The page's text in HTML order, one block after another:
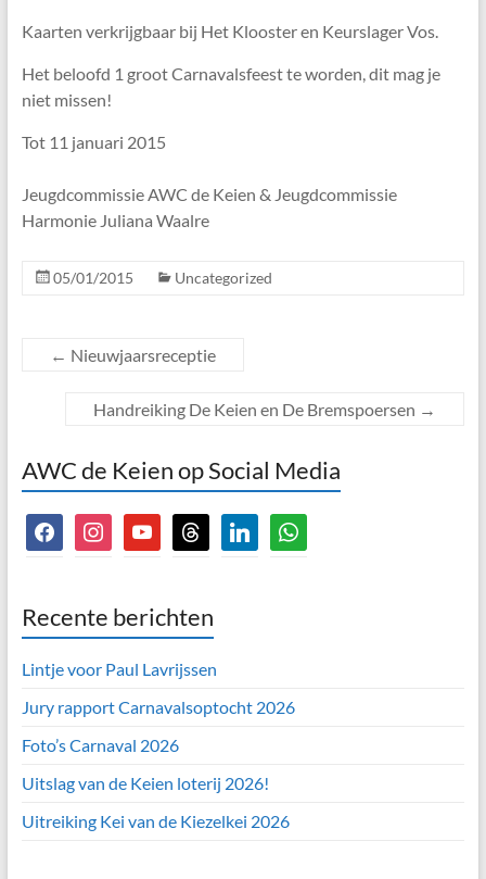
Kaarten verkrijgbaar bij Het Klooster en Keurslager Vos.
Het beloofd 1 groot Carnavalsfeest te worden, dit mag je
niet missen!
Tot 11 januari 2015
Jeugdcommissie AWC de Keien & Jeugdcommissie
Harmonie Juliana Waalre
05/01/2015 Uncategorized
← Nieuwjaarsreceptie
Handreiking De Keien en De Bremspoersen →
AWC de Keien op Social Media
facebookinstagramyoutubethreads linkedinwhatsapp
Recente berichten
Lintje voor Paul Lavrijssen
Jury rapport Carnavalsoptocht 2026
Foto’s Carnaval 2026
Uitslag van de Keien loterij 2026!
Uitreiking Kei van de Kiezelkei 2026